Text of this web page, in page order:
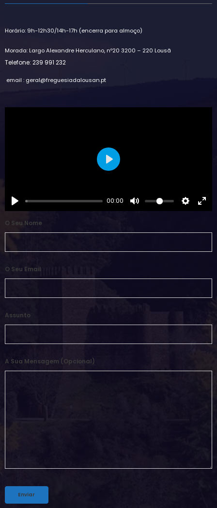
Horário: 9h-12h30/14h-17h (encerra para almoço)
Morada: Largo Alexandre Herculano, nº20 3200 – 220 Lousã
Telefone: 239 991 232
email : geral@freguesiadalousan.pt
00:00
Play
O Seu Nome
O Seu Email
Assunto
A Sua Mensagem (opcional)